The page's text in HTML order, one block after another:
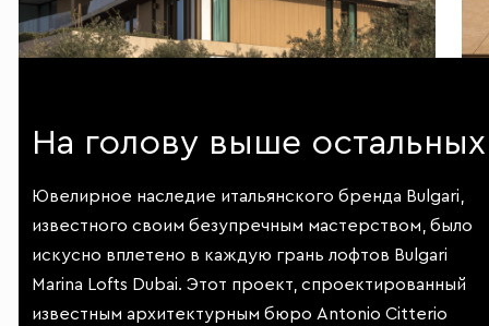
На голову выше остальных
Ювелирное наследие итальянского бренда Bulgari,
известного своим безупречным мастерством, было
искусно вплетено в каждую грань лофтов Bulgari
Marina Lofts Dubai. Этот проект, спроектированный
известным архитектурным бюро Antonio Citterio